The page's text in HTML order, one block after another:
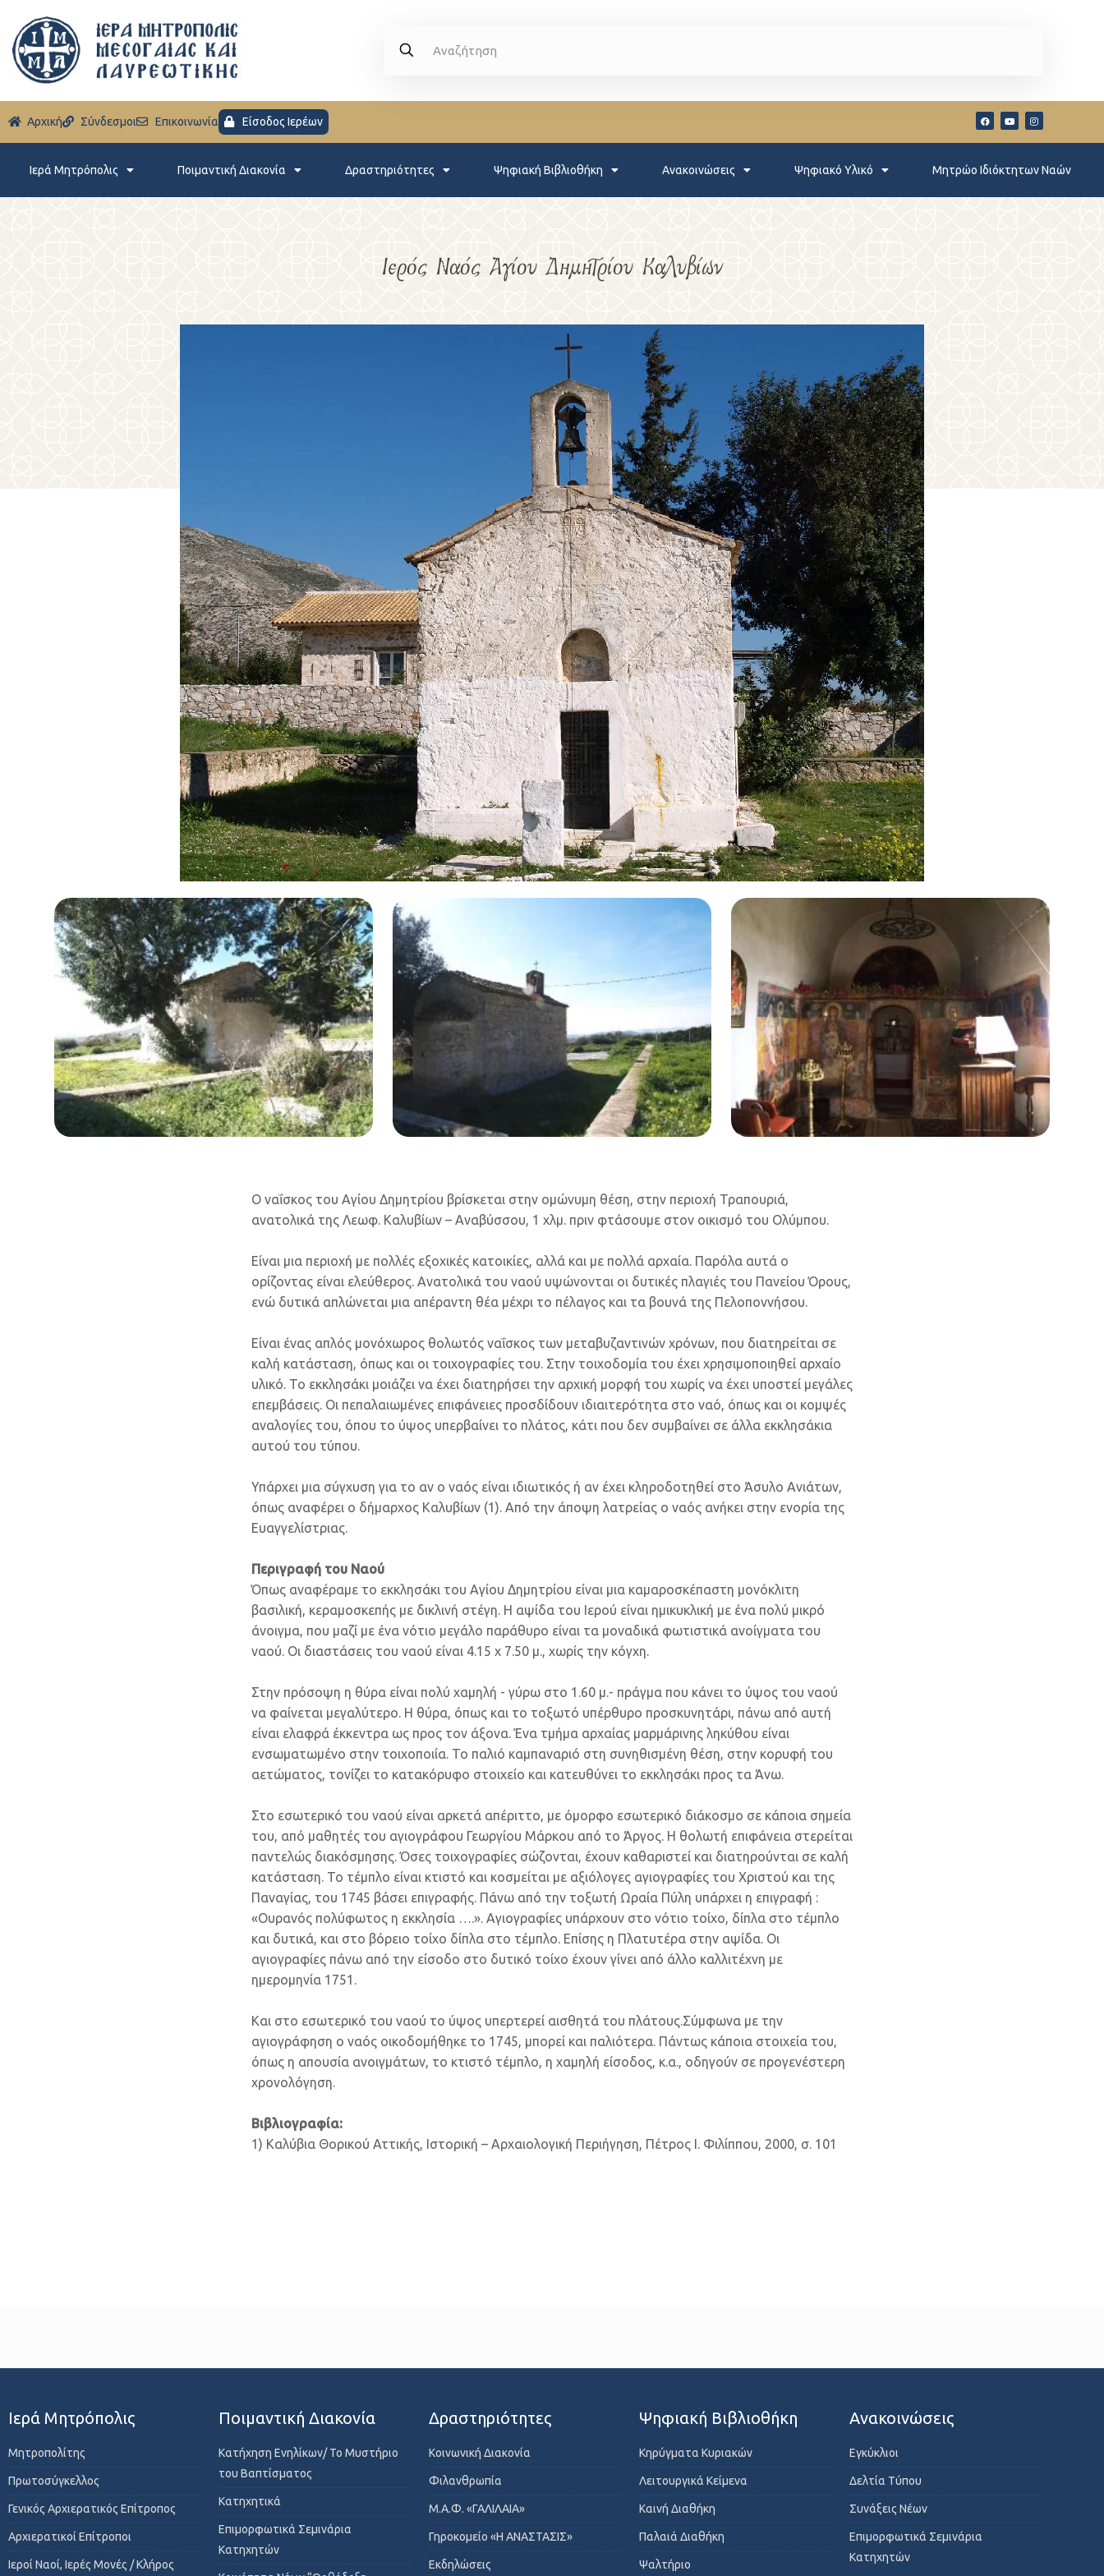
Aρχική Σύνδεσμοι Eπικοινωνία Είσοδος Ιερέων
Ιερά Μητρόπολις Ποιμαντική Διακονία Δραστηριότητες Ψηφιακή Βιβλιοθήκη Ανακοινώσεις Ψηφιακό Υλικό Μητρώο Ιδιόκτητων Ναών
Ιερός Ναός Αγίου Δημητρίου Καλυβίων
Ο ναΐσκος του Αγίου Δημητρίου βρίσκεται στην ομώνυμη θέση, στην περιοχή Τραπουριά,
ανατολικά της Λεωφ. Καλυβίων – Αναβύσσου, 1 χλμ. πριν φτάσουμε στον οικισμό του Ολύμπου.
Είναι μια περιοχή με πολλές εξοχικές κατοικίες, αλλά και με πολλά αρχαία. Παρόλα αυτά ο
ορίζοντας είναι ελεύθερος. Ανατολικά του ναού υψώνονται οι δυτικές πλαγιές του Πανείου Όρους,
ενώ δυτικά απλώνεται μια απέραντη θέα μέχρι το πέλαγος και τα βουνά της Πελοποννήσου.
Είναι ένας απλός μονόχωρος θολωτός ναΐσκος των μεταβυζαντινών χρόνων, που διατηρείται σε
καλή κατάσταση, όπως και οι τοιχογραφίες του. Στην τοιχοδομία του έχει χρησιμοποιηθεί αρχαίο
υλικό. Το εκκλησάκι μοιάζει να έχει διατηρήσει την αρχική μορφή του χωρίς να έχει υποστεί μεγάλες
επεμβάσεις. Οι πεπαλαιωμένες επιφάνειες προσδίδουν ιδιαιτερότητα στο ναό, όπως και οι κομψές
αναλογίες του, όπου το ύψος υπερβαίνει το πλάτος, κάτι που δεν συμβαίνει σε άλλα εκκλησάκια
αυτού του τύπου.
Υπάρχει μια σύγχυση για το αν ο ναός είναι ιδιωτικός ή αν έχει κληροδοτηθεί στο Άσυλο Ανιάτων,
όπως αναφέρει ο δήμαρχος Καλυβίων (1). Από την άποψη λατρείας ο ναός ανήκει στην ενορία της
Ευαγγελίστριας.
Περιγραφή του Ναού
Όπως αναφέραμε το εκκλησάκι του Αγίου Δημητρίου είναι μια καμαροσκέπαστη μονόκλιτη
βασιλική, κεραμοσκεπής με δικλινή στέγη. Η αψίδα του Ιερού είναι ημικυκλική με ένα πολύ μικρό
άνοιγμα, που μαζί με ένα νότιο μεγάλο παράθυρο είναι τα μοναδικά φωτιστικά ανοίγματα του
ναού. Οι διαστάσεις του ναού είναι 4.15 x 7.50 μ., χωρίς την κόγχη.
Στην πρόσοψη η θύρα είναι πολύ χαμηλή - γύρω στο 1.60 μ.- πράγμα που κάνει το ύψος του ναού
να φαίνεται μεγαλύτερο. Η θύρα, όπως και το τοξωτό υπέρθυρο προσκυνητάρι, πάνω από αυτή
είναι ελαφρά έκκεντρα ως προς τον άξονα. Ένα τμήμα αρχαίας μαρμάρινης ληκύθου είναι
ενσωματωμένο στην τοιχοποιία. Το παλιό καμπαναριό στη συνηθισμένη θέση, στην κορυφή του
αετώματος, τονίζει το κατακόρυφο στοιχείο και κατευθύνει το εκκλησάκι προς τα Άνω.
Στο εσωτερικό του ναού είναι αρκετά απέριττο, με όμορφο εσωτερικό διάκοσμο σε κάποια σημεία
του, από μαθητές του αγιογράφου Γεωργίου Μάρκου από το Άργος. Η θολωτή επιφάνεια στερείται
παντελώς διακόσμησης. Όσες τοιχογραφίες σώζονται, έχουν καθαριστεί και διατηρούνται σε καλή
κατάσταση. Το τέμπλο είναι κτιστό και κοσμείται με αξιόλογες αγιογραφίες του Χριστού και της
Παναγίας, του 1745 βάσει επιγραφής. Πάνω από την τοξωτή Ωραία Πύλη υπάρχει η επιγραφή :
«Ουρανός πολύφωτος η εκκλησία ….». Αγιογραφίες υπάρχουν στο νότιο τοίχο, δίπλα στο τέμπλο
και δυτικά, και στο βόρειο τοίχο δίπλα στο τέμπλο. Επίσης η Πλατυτέρα στην αψίδα. Οι
αγιογραφίες πάνω από την είσοδο στο δυτικό τοίχο έχουν γίνει από άλλο καλλιτέχνη με
ημερομηνία 1751.
Και στο εσωτερικό του ναού το ύψος υπερτερεί αισθητά του πλάτους.Σύμφωνα με την
αγιογράφηση ο ναός οικοδομήθηκε το 1745, μπορεί και παλιότερα. Πάντως κάποια στοιχεία του,
όπως η απουσία ανοιγμάτων, το κτιστό τέμπλο, η χαμηλή είσοδος, κ.α., οδηγούν σε προγενέστερη
χρονολόγηση.
Βιβλιογραφία:
1) Καλύβια Θορικού Αττικής, Ιστορική – Αρχαιολογική Περιήγηση, Πέτρος Ι. Φιλίππου, 2000, σ. 101
Ιερά Μητρόπολις
Μητροπολίτης
Πρωτοσύγκελλος
Γενικός Αρχιερατικός Επίτροπος
Αρχιερατικοί Επίτροποι
Ιεροί Ναοί, Ιερές Μονές / Κλήρος
Ποιμαντική Διακονία
Κατήχηση Ενηλίκων/ Το Μυστήριο
του Βαπτίσματος
Κατηχητικά
Επιμορφωτικά Σεμινάρια
Κατηχητών
Δραστηριότητες
Κοινωνική Διακονία
Φιλανθρωπία
Μ.Α.Φ. «ΓΑΛΙΛΑΙΑ»
Γηροκομείο «Η ΑΝΑΣΤΑΣΙΣ»
Εκδηλώσεις
Ψηφιακή Βιβλιοθήκη
Κηρύγματα Κυριακών
Λειτουργικά Κείμενα
Καινή Διαθήκη
Παλαιά Διαθήκη
Ψαλτήριο
Ανακοινώσεις
Εγκύκλιοι
Δελτία Τύπου
Συνάξεις Νέων
Επιμορφωτικά Σεμινάρια
Κατηχητών